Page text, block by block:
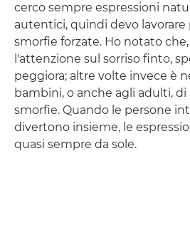
cerco sempre espressioni
autentici, quindi devo lavorare
smorfie forzate. Ho notato
l'attenzione sul sorriso finto,
peggiora; altre volte invece è
bambini, o anche agli adulti,
smorfie. Quando le persone
divertono insieme, le
quasi sempre da sole.